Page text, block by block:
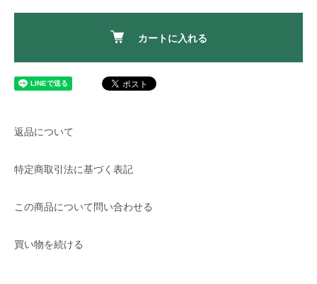
カートに入れる
返品について
特定商取引法に基づく表記
この商品について問い合わせる
買い物を続ける